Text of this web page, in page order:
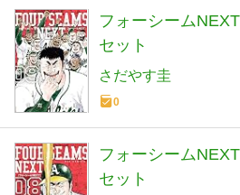
フォーシーム
セット
さだやす圭
0
フォーシーム
セット